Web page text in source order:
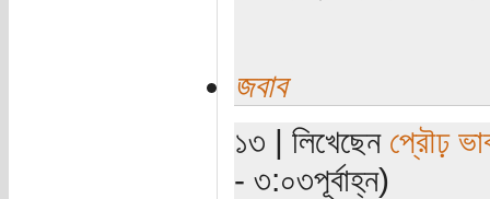
জবাব
১৩ | লিখেছেন প্রৌঢ়
- ৩:০৩পূর্বাহ্ন)